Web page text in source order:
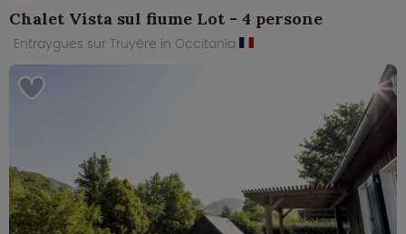
Chalet Vista sul fiume Lot - 4 persone
Entraygues sur Truyère in Occitania